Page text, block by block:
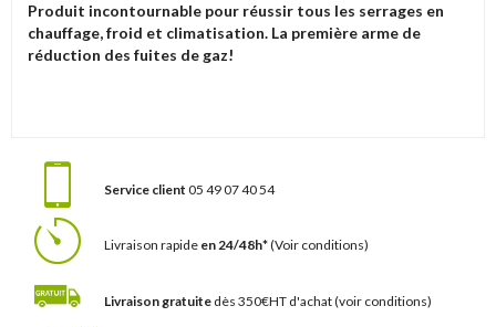
Produit incontournable pour réussir tous les serrages en
chauffage, froid et climatisation. La première arme de
réduction des fuites de gaz!
Service client 05 49 07 40 54
Livraison rapide en 24/48h*(Voir conditions)
Livraison gratuite dès 350€HT d'achat(voir conditions)